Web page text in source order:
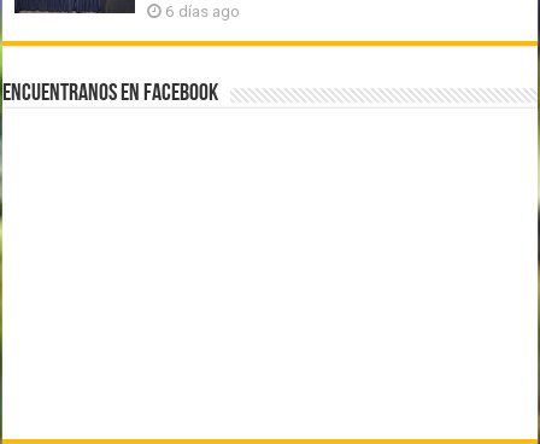
6 días ago
Encuentranos en Facebook